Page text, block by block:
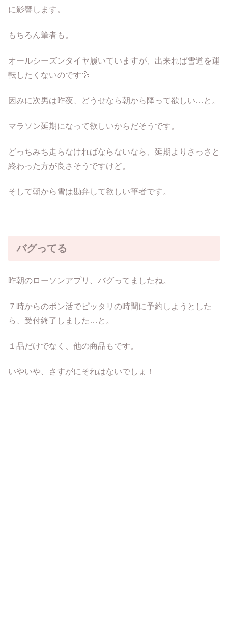
に影響します。
もちろん筆者も。
オールシーズンタイヤ履いていますが、出来れば雪道を運
転したくないのです💦
因みに次男は昨夜、どうせなら朝から降って欲しい…と。
マラソン延期になって欲しいからだそうです。
どっちみち走らなければならないなら、延期よりさっさと
終わった方が良さそうですけど。
そして朝から雪は勘弁して欲しい筆者です。
バグってる
昨朝のローソンアプリ、バグってましたね。
７時からのポン活でピッタリの時間に予約しようとした
ら、受付終了しました…と。
１品だけでなく、他の商品もです。
いやいや、さすがにそれはないでしょ！